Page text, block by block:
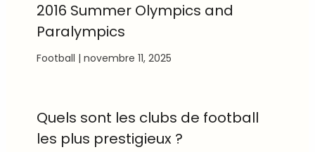
2016 Summer Olympics and
Paralympics
Football | novembre 11, 2025
Quels sont les clubs de football
les plus prestigieux ?